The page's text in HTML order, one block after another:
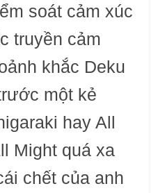
soát cảm xúc
truyền cảm
khắc Deku
một kẻ
hay All
Might quá xa
chết của anh